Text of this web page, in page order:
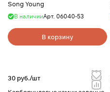
Song Young
В наличииАрт. 06040-53
В корзину
30 руб./шт